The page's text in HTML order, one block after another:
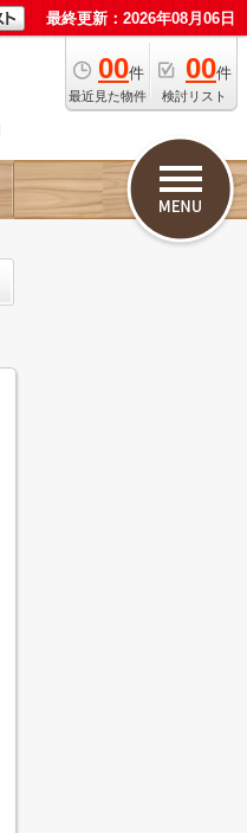
最終更新：2026年08月06日
00件
最近見た物件
00件
検討リスト